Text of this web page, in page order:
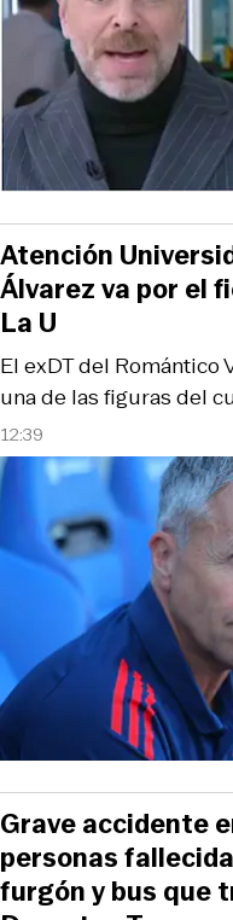
12:39
El exDT del Romántico
una de las figuras del
Atención
Álvarez va por el
La U
Grave accidente
personas
furgón y bus que